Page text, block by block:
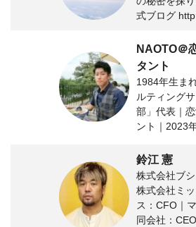
式ブログ
NAOTO＠
タント
1984年生ま
ルティング
部」代表｜
ント｜2023
鈴江 憲
株式会社ブ
株式会社ミ
ス：CFO｜
同会社：